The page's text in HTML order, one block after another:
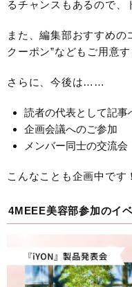
るチャンスもあるので
また、編集部おすすめの
クーポン”などもご用意す
さらに、今後は……
読者の代表として記事
企画会議へのご参加
メンバー同士の交流会
こんなことも企画中です！
4MEEE美容部参加のイ